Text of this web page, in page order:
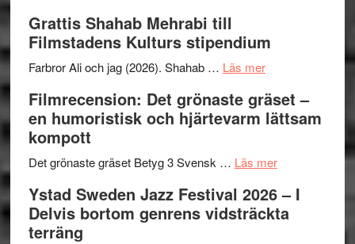
Files:
I
Want
Believe
–
Frankenshtey
med
Fox
West
presenterar
nya
titlar
årets
Grattis Shahab Mehrabi till
Filmstadens Kulturs stipendium
Farbror Ali och jag (2026). Shahab … Läs merom
Shahab
Mehrabi
Filmstadens
stipendium
Filmrecension: Det grönaste gräset –
en humoristisk och hjärtevarm lättsam
kompott
Det grönaste gräset Betyg 3 Svensk … Läs merom
Det
grönaste
Ystad Sweden Jazz Festival 2026 – I
Delvis bortom genrens vidsträckta
terräng